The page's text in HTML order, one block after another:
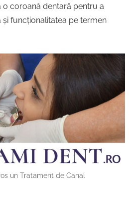
o coroană dentară pentru a
funcționalitatea pe termen
un Tratament de Canal